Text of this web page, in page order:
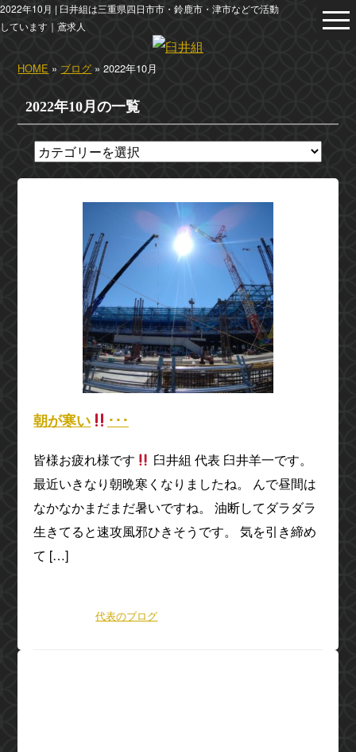
2022年10月 | 臼井組は三重県四日市市・鈴鹿市・津市などで活動
しています｜鳶求人
HOME » ブログ » 2022年10月
2022年10月の一覧
朝が寒い ･･･
皆様お疲れ様です
臼井組 代表 臼井羊一です。
最近いきなり朝晩寒くなりましたね。 んで昼間は
なかなかまだまだ暑いですね。 油断してダラダラ
生きてると速攻風邪ひきそうです。 気を引き締め
て […]
カテゴリー：代表のブログ